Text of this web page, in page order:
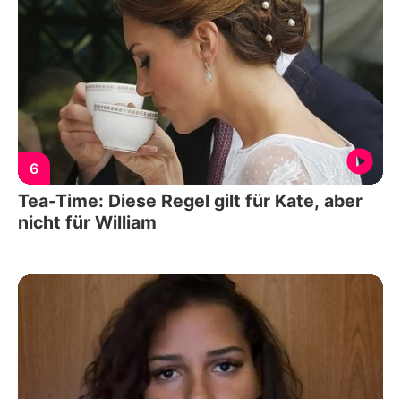
6
Tea-Time: Diese Regel gilt für Kate, aber
nicht für William